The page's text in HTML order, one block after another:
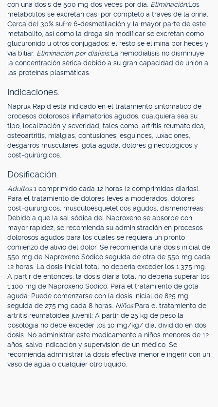
con una dosis de 500 mg dos veces por día. Eliminación:Los
metabolitos se excretan casi por completo a través de la orina.
Cerca del 30% sufre 6-desmetilación y la mayor parte de este
metabolito, así como la droga sin modificar se excretan como
glucurónido u otros conjugados; el resto se elimina por heces y
vía biliar. Eliminación por diálisis:La hemodiálisis no disminuye
la concentración sérica debido a su gran capacidad de unión a
las proteínas plasmáticas.
Indicaciones.
Naprux Rapid está indicado en el tratamiento sintomático de
procesos dolorosos inflamatorios agudos, cualquiera sea su
tipo, localización y severidad, tales como: artritis reumatoidea,
osteoartritis, mialgias, contusiones, esguinces, luxaciones,
desgarros musculares, gota aguda, dolores ginecológicos y
post-quirúrgicos.
Dosificación.
Adultos:1 comprimido cada 12 horas (2 comprimidos diarios).
Para el tratamiento de dolores leves a moderados, dolores
post-quirúrgicos, musculoesqueléticos agudos, dismenorreas:
Debido a que la sal sódica del Naproxeno se absorbe con
mayor rapidez, se recomienda su administración en procesos
dolorosos agudos para los cuales se requiera un pronto
comienzo de alivio del dolor. Se recomienda una dosis inicial de
550 mg de Naproxeno Sódico seguida de otra de 550 mg cada
12 horas. La dosis inicial total no debería exceder los 1.375 mg.
A partir de entonces, la dosis diaria total no debería superar los
1.100 mg de Naproxeno Sódico. Para el tratamiento de gota
aguda: Puede comenzarse con la dosis inicial de 825 mg
seguida de 275 mg cada 8 horas. Niños:Para el tratamiento de
artritis reumatoidea juvenil: A partir de 25 kg de peso la
posología no debe exceder los 10 mg/kg/ día, dividido en dos
dosis. No administrar este medicamento a niños menores de 12
años, salvo indicación y supervisión de un médico. Se
recomienda administrar la dosis efectiva menor e ingerir con un
vaso de agua o cualquier otro líquido.